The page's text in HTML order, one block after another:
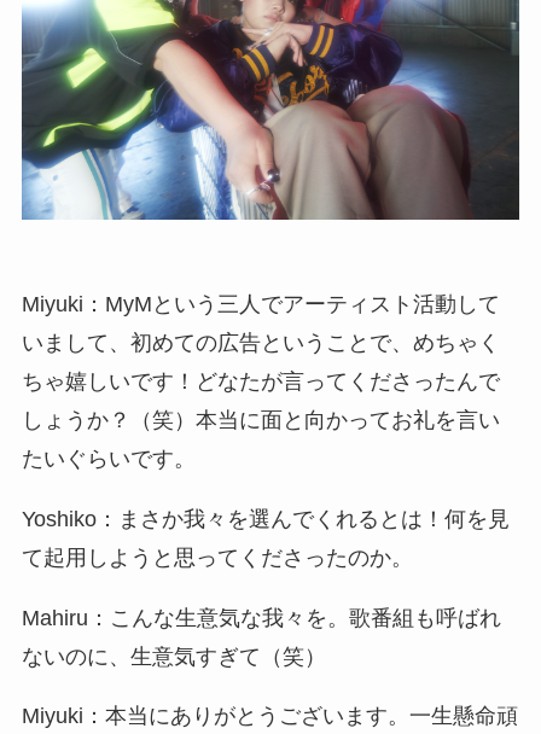
Miyuki：MyMという三人でアーティスト活動して
いまして、初めての広告ということで、めちゃく
ちゃ嬉しいです！どなたが言ってくださったんで
しょうか？（笑）本当に面と向かってお礼を言い
たいぐらいです。
Yoshiko：まさか我々を選んでくれるとは！何を見
て起用しようと思ってくださったのか。
Mahiru：こんな生意気な我々を。歌番組も呼ばれ
ないのに、生意気すぎて（笑）
Miyuki：本当にありがとうございます。一生懸命頑